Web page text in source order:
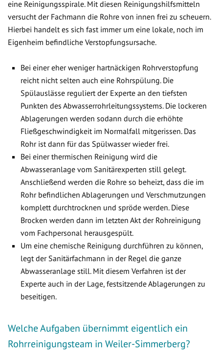
eine Reinigungsspirale. Mit diesen Reinigungshilfsmitteln
versucht der Fachmann die Rohre von innen frei zu scheuern.
Hierbei handelt es sich fast immer um eine lokale, noch im
Eigenheim befindliche Verstopfungsursache.
Bei einer eher weniger hartnäckigen Rohrverstopfung
reicht nicht selten auch eine Rohrspülung. Die
Spülauslässe reguliert der Experte an den tiefsten
Punkten des Abwasserrohrleitungssystems. Die lockeren
Ablagerungen werden sodann durch die erhöhte
Fließgeschwindigkeit im Normalfall mitgerissen. Das
Rohr ist dann für das Spülwasser wieder frei.
Bei einer thermischen Reinigung wird die
Abwasseranlage vom Sanitärexperten still gelegt.
Anschließend werden die Rohre so beheizt, dass die im
Rohr befindlichen Ablagerungen und Verschmutzungen
komplett durchtrocknen und spröde werden. Diese
Brocken werden dann im letzten Akt der Rohreinigung
vom Fachpersonal herausgespült.
Um eine chemische Reinigung durchführen zu können,
legt der Sanitärfachmann in der Regel die ganze
Abwasseranlage still. Mit diesem Verfahren ist der
Experte auch in der Lage, festsitzende Ablagerungen zu
beseitigen.
Welche Aufgaben übernimmt eigentlich ein
Rohrreinigungsteam in Weiler-Simmerberg?